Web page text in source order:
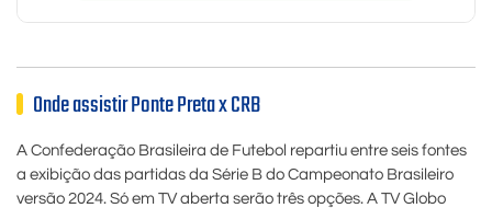
Onde assistir Ponte Preta x CRB
A Confederação Brasileira de Futebol repartiu entre seis fontes
a exibição das partidas da Série B do Campeonato Brasileiro
versão 2024. Só em TV aberta serão três opções. A TV Globo